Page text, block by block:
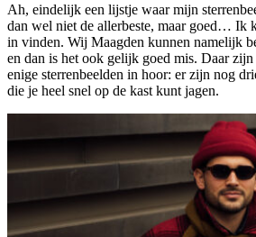
Ah, eindelijk een lijstje waar mijn
dan wel niet de allerbeste, maar goed… Ik
in vinden. Wij Maagden kunnen namelijk
en dan is het ook gelijk goed mis. Daar
enige sterrenbeelden in hoor: er zijn nog
die je heel snel op de kast kunt jagen.